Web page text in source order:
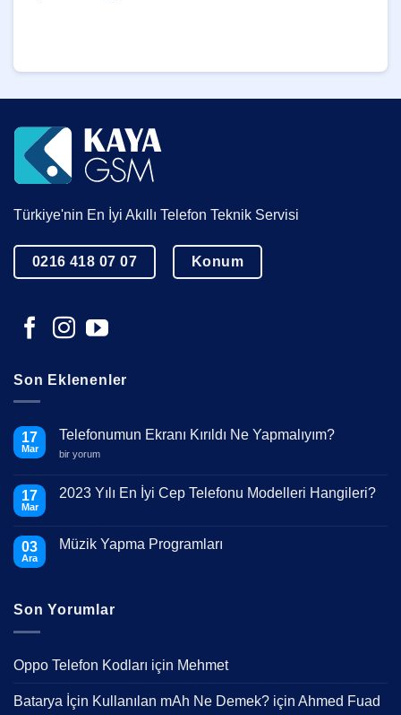
Türkiye'nin En İyi Akıllı Telefon Teknik Servisi
0216 418 07 07 Konum
Son Eklenenler
17
Mar
Telefonumun Ekranı Kırıldı Ne Yapmalıyım?
Telefonumun
Ne
Yapmalıyım?
bir yorum
17
Mar
2023 Yılı En İyi Cep Telefonu Modelleri Hangileri?
Yılı
Hangileri?
03
Ara
Müzik Yapma Programları
Programları
Son Yorumlar
Oppo Telefon Kodları için Mehmet
Batarya İçin Kullanılan mAh Ne Demek? için Ahmed Fuad